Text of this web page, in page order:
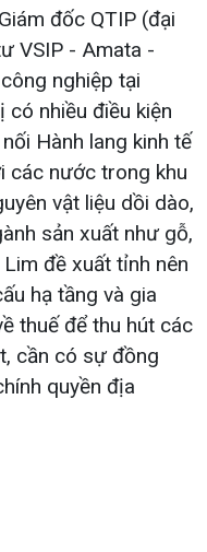
đốc QTIP (đại
VSIP - Amata -
nghiệp tại
có nhiều điều kiện
Hành lang kinh tế
các nước trong khu
vật liệu dồi dào,
sản xuất như gỗ,
đề xuất tỉnh nên
hạ tầng và gia
thuế để thu hút các
cần có sự đồng
quyền địa